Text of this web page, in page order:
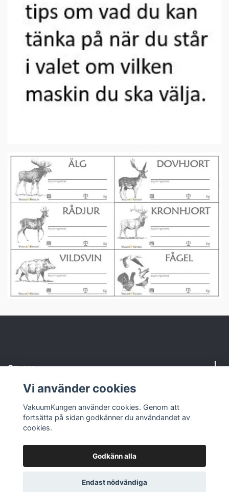
Om oss
Kundtjänst
Sociala medier
© 2026 VakuumKungen
Vi använder cookies
VakuumKungen använder cookies. Genom att
fortsätta på sidan godkänner du användandet av
cookies.
Godkänn alla
Endast nödvändiga